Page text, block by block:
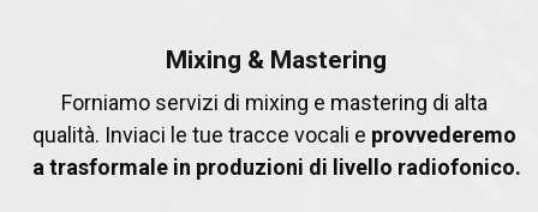
Mixing & Mastering
Forniamo servizi di mixing e mastering di alta
qualità. Inviaci le tue tracce vocali e provvederemo
a trasformale in produzioni di livello radiofonico.